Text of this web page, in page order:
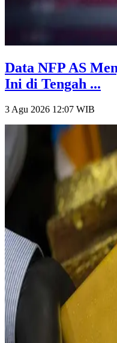
Data NFP AS
Ini di Tengah ...
3 Agu 2026 12:07 WIB